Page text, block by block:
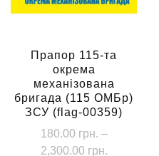
Прапор 115-та
окрема
механізована
бригада (115 ОМБр)
ЗСУ (flag-00359)
180.00 грн. –
2,300.00 грн.